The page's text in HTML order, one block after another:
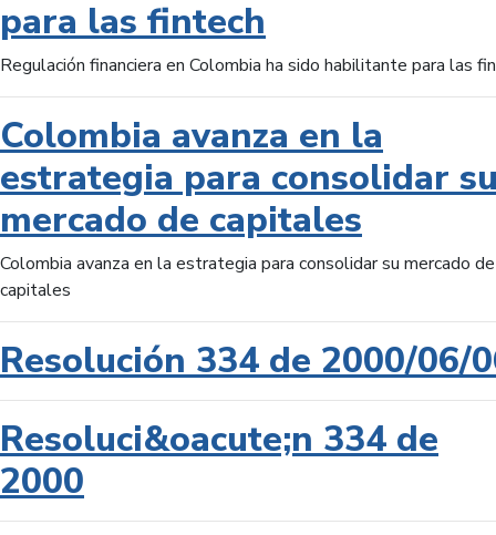
para las fintech
Regulación financiera en Colombia ha sido habilitante para las
Colombia avanza en la
estrategia para consolidar
mercado de capitales
Colombia avanza en la estrategia para consolidar su mercado de
capitales
Resolución 334 de 2000/06/
Resoluci&oacute;n 334 de
2000